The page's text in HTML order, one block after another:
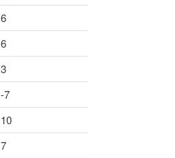
6
6
3
-7
10
7